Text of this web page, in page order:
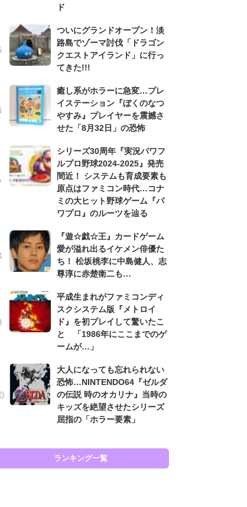
ド
ついにグランドオープン！淡
路島でゾーマ討伐「ドラゴン
クエストアイランド」に行っ
てきた!!!
癒し系がホラーに急変…プレ
イステーション『ぼくのなつ
やすみ』プレイヤーを震撼さ
せた「8月32日」の恐怖
シリーズ30周年『実況パワフ
ルプロ野球2024-2025』発売
間近！ システムも育成要素も
原点はファミコン時代…コナ
ミの大ヒット野球ゲーム『パ
ワプロ』のルーツを辿る
『遊☆戯☆王』カードゲーム
愛が溢れ出るイケメン俳優た
ち！ 松坂桃李に中島健人、志
尊淳に赤楚衛二も…
平成生まれがファミコンディ
スクシステム版『メトロイ
ド』を初プレイして驚いたこ
と 「1986年にここまでのゲ
ームが…」
大人になっても忘れられない
恐怖…NINTENDO64『ゼルダ
の伝説 時のオカリナ』当時の
キッズを絶望させたシリーズ
屈指の「ホラー要素」
ランキング一覧